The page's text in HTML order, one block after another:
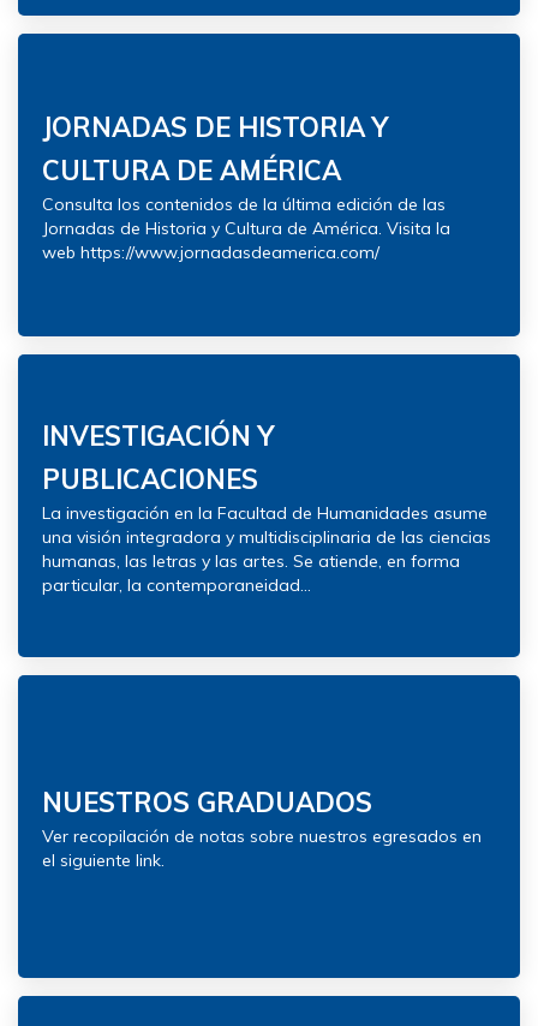
JORNADAS DE HISTORIA Y
CULTURA DE AMÉRICA
Consulta los contenidos de la última edición de las
Jornadas de Historia y Cultura de América. Visita la
web https://www.jornadasdeamerica.com/
INVESTIGACIÓN Y
PUBLICACIONES
La investigación en la Facultad de Humanidades asume
una visión integradora y multidisciplinaria de las ciencias
humanas, las letras y las artes. Se atiende, en forma
particular, la contemporaneidad...
NUESTROS GRADUADOS
Ver recopilación de notas sobre nuestros egresados en
el siguiente link.